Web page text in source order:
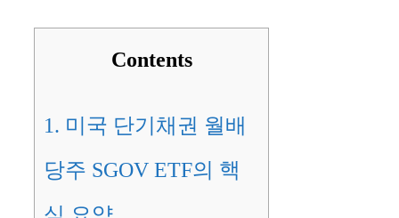
Contents
1. 미국 단기채권 월배
당주 SGOV ETF의 핵